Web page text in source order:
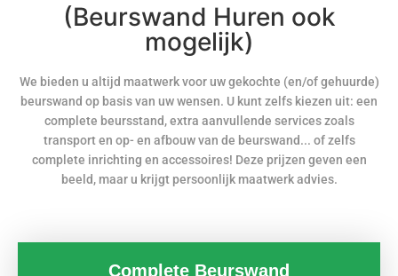
(Beurswand Huren ook
mogelijk)
We bieden u altijd maatwerk voor uw gekochte (en/of gehuurde)
beurswand op basis van uw wensen. U kunt zelfs kiezen uit: een
complete beursstand, extra aanvullende services zoals
transport en op- en afbouw van de beurswand... of zelfs
complete inrichting en accessoires! Deze prijzen geven een
beeld, maar u krijgt persoonlijk maatwerk advies.
Complete Beurswand